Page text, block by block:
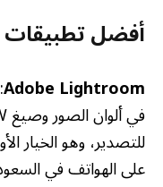
أفضل تطبيقات
Adobe Lightroom
للتصدير، وهو الخيار
على الهواتف في